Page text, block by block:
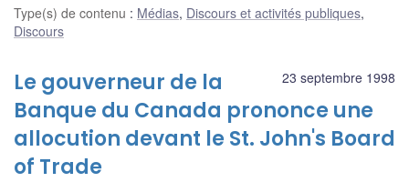
Type(s) de contenu : Médias, Discours et activités publiques,
Discours
23 septembre 1998
Le gouverneur de la
Banque du Canada prononce une
allocution devant le St. John's Board
of Trade